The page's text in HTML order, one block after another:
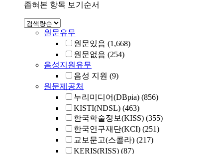
좁혀본 항목 보기순서
원문유무
원문있음 (1,668)
원문없음 (254)
음성지원유무
음성 지원 (9)
원문제공처
누리미디어(DBpia) (856)
KISTI(NDSL) (463)
한국학술정보(KISS) (355)
한국연구재단(KCI) (251)
교보문고(스콜라) (217)
KERIS(RISS) (87)